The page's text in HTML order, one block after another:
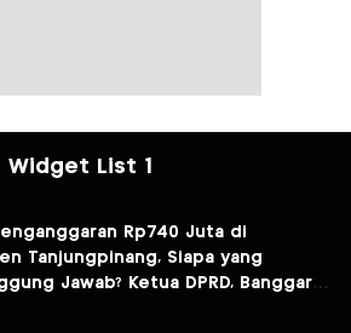
Widget List 1
Rp740 Juta di
Tanjungpinang, Siapa yang
Jawab? Ketua DPRD, Banggar